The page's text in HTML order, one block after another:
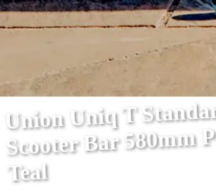
Union Uniq T
Scooter Bar 580mm
Teal